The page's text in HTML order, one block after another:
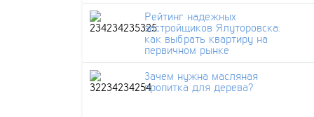
Рейтинг надежных
застройщиков Ялуторовска:
как выбрать квартиру на
первичном рынке
Зачем нужна масляная
пропитка для дерева?